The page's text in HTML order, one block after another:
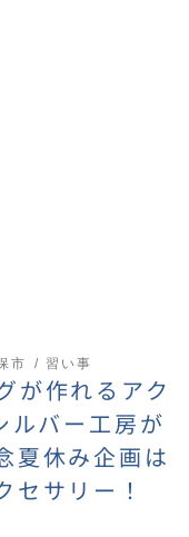
市 習い事
が作れるアク
ルバー工房が
夏休み企画は
セサリー！